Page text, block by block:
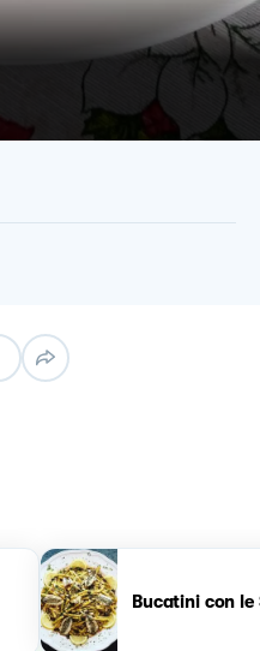
Bucatini con le